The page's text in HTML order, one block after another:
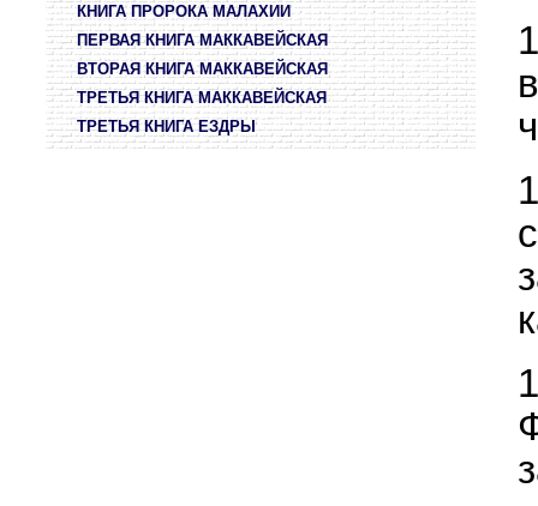
КНИГА ПРОРОКА МАЛАХИИ
ПЕРВАЯ КНИГА МАККАВЕЙСКАЯ
ВТОРАЯ КНИГА МАККАВЕЙСКАЯ
ТРЕТЬЯ КНИГА МАККАВЕЙСКАЯ
ТРЕТЬЯ КНИГА ЕЗДРЫ